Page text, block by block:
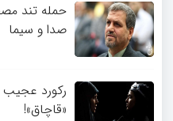
حمله تند
صدا و سیما
رکورد عجیب
«قاچاق»!